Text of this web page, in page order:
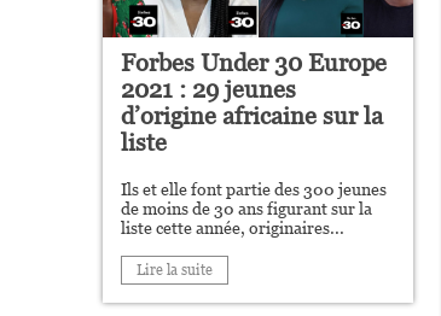
Forbes Under 30 Europe
2021 : 29 jeunes
d’origine africaine sur la
liste
Ils et elle font partie des 300 jeunes
de moins de 30 ans figurant sur la
liste cette année, originaires...
Lire la suite